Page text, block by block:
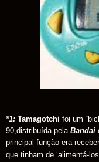
*1: Tamagotchi foi um
90,distribuída pela Bandai
principal função era
que tinham de ‘alimentá-